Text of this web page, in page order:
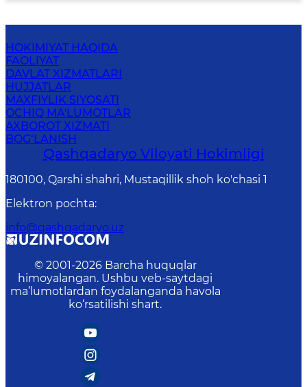
HOKIMIYAT HAQIDA
FAOLIYAT
DAVLAT XIZMATLARI
HUJJATLAR
MAXFIYLIK SIYOSATI
OCHIQ MA'LUMOTLAR
AXBOROT XIZMATI
BOG‘LANISH
Qashqadaryo Viloyati Hоkimligi
180100, Qаrshi shаhri, Mustаqillik shoh ko'chasi 1
Elektron pochta:
info@qashqadaryo.uz
© 2001-2026 Barcha huquqlar
himoyalangan. Ushbu veb-saytdagi
ma’lumotlardan foydalanganda havola
ko‘rsatilishi shart.